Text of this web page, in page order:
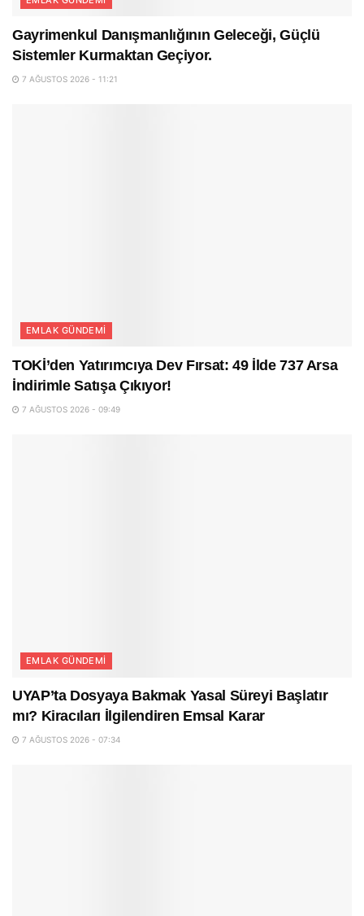
Gayrimenkul Danışmanlığının Geleceği, Güçlü
Sistemler Kurmaktan Geçiyor.
7 AĞUSTOS 2026 - 11:21
EMLAK GÜNDEMI
TOKİ’den Yatırımcıya Dev Fırsat: 49 İlde 737 Arsa
İndirimle Satışa Çıkıyor!
7 AĞUSTOS 2026 - 09:49
EMLAK GÜNDEMI
UYAP’ta Dosyaya Bakmak Yasal Süreyi Başlatır
mı? Kiracıları İlgilendiren Emsal Karar
7 AĞUSTOS 2026 - 07:34